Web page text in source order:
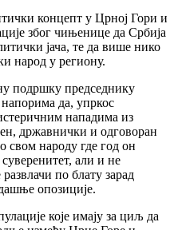
концепт у Црној Гори и
због чињенице да Србија
јача, те да више нико
народ у региону.
подршку председнику
да, упркос
нападима из
државнички и одговоран
свом народу где год он
али и не
по блату зарад
опозиције.
које имају за циљ да